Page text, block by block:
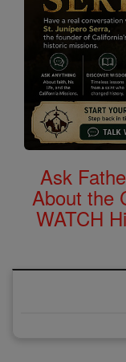
Ask
About the
WATCH